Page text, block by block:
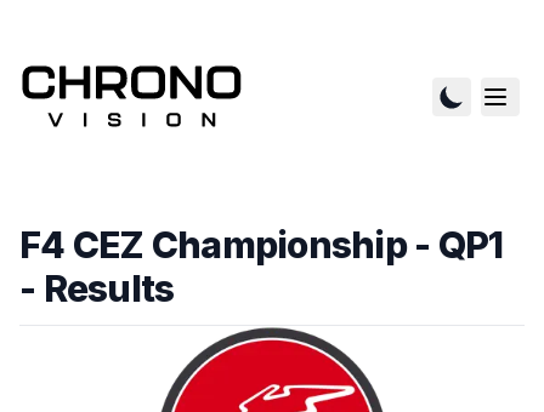
F4 CEZ Championship - QP1
- Results